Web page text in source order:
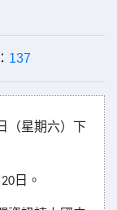
137
（星期六）下
20 日。